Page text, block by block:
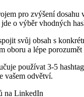
pro zvýšení
o výběr vhodných
svůj obsah s
oboru a lépe
používat 3-5
vašem odvětví.